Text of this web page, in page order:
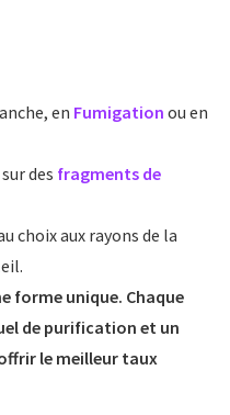
en Fumigation ou en
des fragments de
choix aux rayons de la
forme unique. Chaque
de purification et un
le meilleur taux